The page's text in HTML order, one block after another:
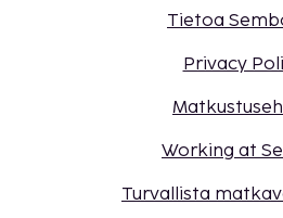
Tietoa
Privacy
Working at
Turvallista